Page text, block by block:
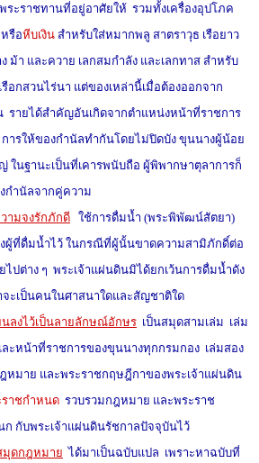
ระราชทานที่อยู่อาศัยให้ รวมทั้งเครื่องอุปโภค
หรือหีบเงินสำหรับใส่หมากพลู สาตราวุธ เรือยาว
ม้า และควาย เลกสมกำลัง และเลกทาส สำหรับ
อกสวนไร่นา แต่ของเหล่านี้เมื่อต้องออกจาก
รายได้สำคัญอันเกิดจากตำแหน่งหน้าที่ราชการ
ารให้ของกำนัลทำกันโดยไม่ปิดบัง ขุนนางผู้น้อย
ในฐานะเป็นที่เคารพนับถือ ผู้พิพากษาตุลาการก็
กำนัลจากคู่ความ
ามจงรักภักดี
ใช้การดื่มน้ำ (พระพิพัฒน์สัตยา)
ผู้ที่ดื่มน้ำไว้ ในกรณีที่ผู้นั้นขาดความสามิภักดิ์ต่อ
ปต่าง ๆ พระเจ้าแผ่นดินมิได้ยกเว้นการดื่มน้ำดัง
ะเป็นคนในศาสนาใดและสัญชาติใด
ลงไว้เป็นลายลักษณ์อักษรเป็นสมุดสามเล่ม เล่ม
ะหน้าที่ราชการของขุนนางทุกกรมกอง เล่มสอง
มาย และพระราชกฤษฎีกาของพระเจ้าแผ่นดิน
ราชกำหนด รวบรวมกฎหมาย และพระราช
กับพระเจ้าแผ่นดินรัชกาลปัจจุบันไว้
มุดกฎหมาย ได้มาเป็นฉบับแปล เพราะหาฉบับที่